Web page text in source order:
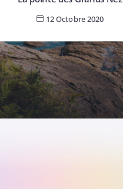
12 Octobre 2020